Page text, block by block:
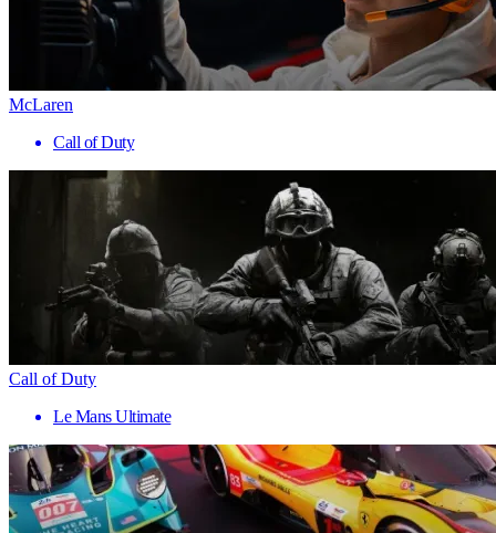
McLaren
Call of Duty
Call of Duty
Le Mans Ultimate